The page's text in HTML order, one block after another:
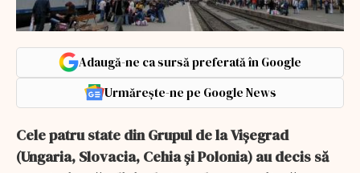
Adaugă-ne ca sursă preferată în Google
Urmărește-ne pe Google News
Cele patru state din Grupul de la Vişegrad
(Ungaria, Slovacia, Cehia şi Polonia) au decis să